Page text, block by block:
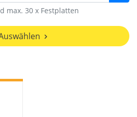
max. 30 x Festplatten